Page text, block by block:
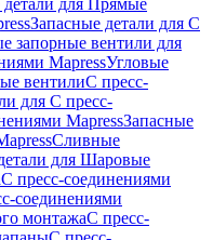
детали для Прямые
Запасные детали для С
запорные вентили для
MapressУгловые
вентилиС пресс-
для С пресс-
MapressЗапасные
Сливные
для Шаровые
С пресс-соединениями
соединениями
монтажаС пресс-